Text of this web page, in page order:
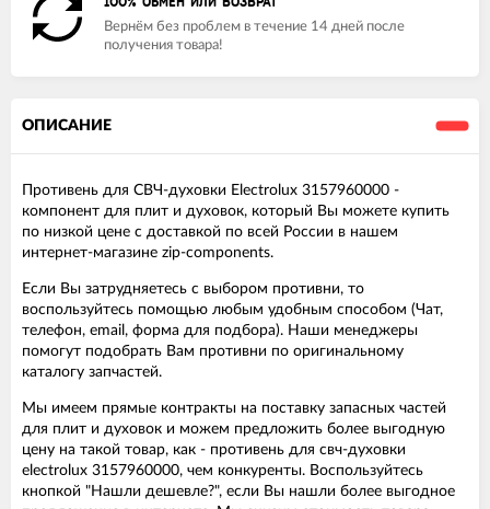
Вернём без проблем в течение 14 дней после
получения товара!
ОПИСАНИЕ
Противень для СВЧ-духовки Electrolux 3157960000 -
компонент для плит и духовок, который Вы можете купить
по низкой цене с доставкой по всей России в нашем
интернет-магазине zip-components.
Если Вы затрудняетесь с выбором противни, то
воспользуйтесь помощью любым удобным способом (Чат,
телефон, email, форма для подбора). Наши менеджеры
помогут подобрать Вам противни по оригинальному
каталогу запчастей.
Мы имеем прямые контракты на поставку запасных частей
для плит и духовок и можем предложить более выгодную
цену на такой товар, как - противень для свч-духовки
electrolux 3157960000, чем конкуренты. Воспользуйтесь
кнопкой "Нашли дешевле?", если Вы нашли более выгодное